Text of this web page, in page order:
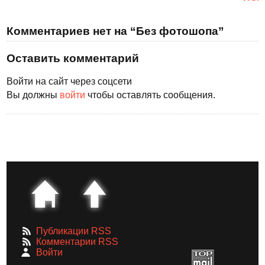
Комментариев нет на “Без фотошопа”
Оставить комментарий
Войти на сайт через соцсети
Вы должны войти чтобы оставлять сообщения.
Публикации RSS
Комментарии RSS
Войти